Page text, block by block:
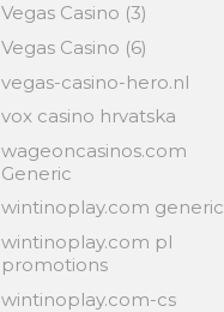
Vegas Casino (3)
Vegas Casino (6)
vegas-casino-hero.nl
vox casino hrvatska
wageoncasinos.com
Generic
wintinoplay.com generic
wintinoplay.com pl
promotions
wintinoplay.com-cs